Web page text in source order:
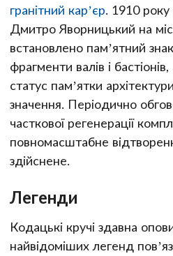
гранітний кар’єр. 1910 року
Дмитро Яворницький на
встановлено пам’ятний
фрагменти валів і
статус пам’ятки
значення. Періодично
часткової регенерації
повномасштабне
здійснене.
Легенди
Кодацькі кручі здавна
найвідоміших легенд